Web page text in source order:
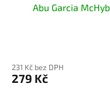
Abu Garcia
231 Kč bez DPH
279 Kč